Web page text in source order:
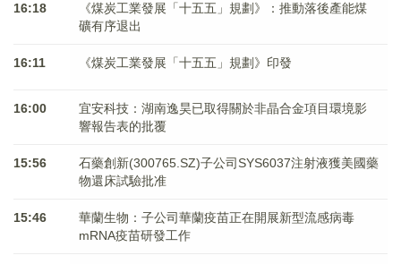
16:18
《煤炭工業發展「十五五」規劃》：推動落後產能煤
礦有序退出
16:11 《煤炭工業發展「十五五」規劃》印發
16:00
宜安科技：湖南逸昊已取得關於非晶合金項目環境影
響報告表的批覆
15:56
石藥創新(300765.SZ)子公司SYS6037注射液獲美國藥
物還床試驗批准
15:46
華蘭生物：子公司華蘭疫苗正在開展新型流感病毒
mRNA疫苗研發工作